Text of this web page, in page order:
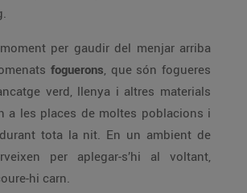
per gaudir del menjar arriba
foguerons, que són fogueres
verd, llenya i altres materials
a les places de moltes poblacions i
tota la nit. En un ambient de
per aplegar-s’hi al voltant,
hi carn.